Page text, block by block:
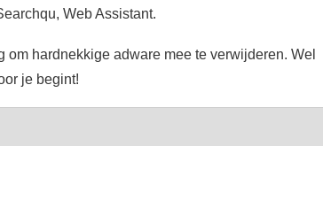
Web Assistant.
hardnekkige adware mee te verwijderen. Wel
je begint!